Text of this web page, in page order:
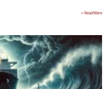
Read More »